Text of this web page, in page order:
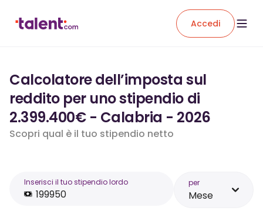
Accedi
Calcolatore dell’imposta sul
reddito per uno stipendio di
2.399.400€ - Calabria - 2026
Scopri qual è il tuo stipendio netto
Inserisci il tuo stipendio lordo per
Mese